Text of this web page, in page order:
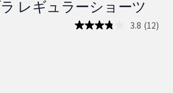
レギュラーショーツ
3.8 レ
(12)